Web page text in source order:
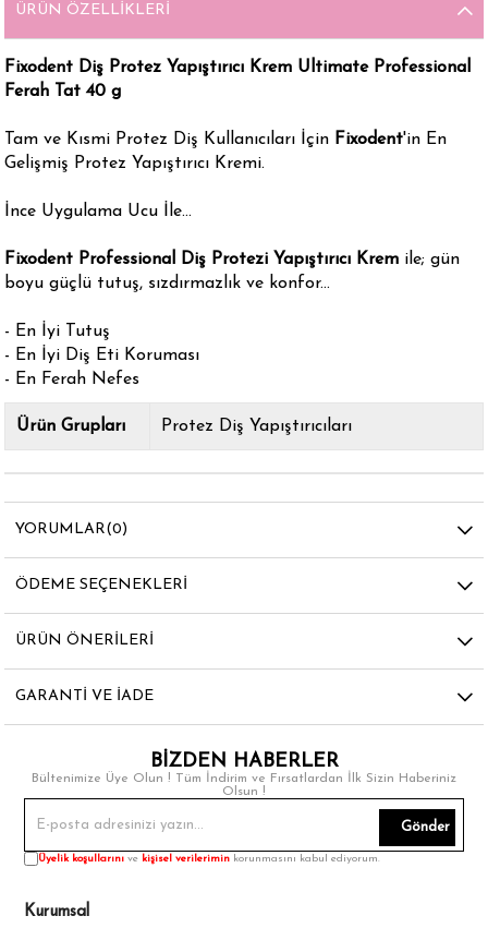
ÜRÜN ÖZELLIKLERI
Fixodent Diş Protez Yapıştırıcı Krem Ultimate Professional
Ferah Tat 40 g
Tam ve Kısmi Protez Diş Kullanıcıları İçin Fixodent'in En
Gelişmiş Protez Yapıştırıcı Kremi.
İnce Uygulama Ucu İle...
Fixodent Professional Diş Protezi Yapıştırıcı Krem ile; gün
boyu güçlü tutuş, sızdırmazlık ve konfor...
- En İyi Tutuş
- En İyi Diş Eti Koruması
- En Ferah Nefes
Ürün Grupları Protez Diş Yapıştırıcıları
YORUMLAR(0)
ÖDEME SEÇENEKLERI
ÜRÜN ÖNERILERI
GARANTI VE İADE
BİZDEN HABERLER
Bültenimize Üye Olun ! Tüm İndirim ve Fırsatlardan İlk Sizin Haberiniz
Olsun !
Gönder
Üyelik koşullarını ve kişisel verilerimin korunmasını kabul ediyorum.
Kurumsal